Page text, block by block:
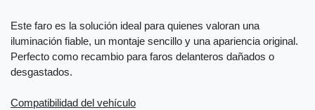
Este faro es la solución ideal para quienes valoran una
iluminación fiable, un montaje sencillo y una apariencia original.
Perfecto como recambio para faros delanteros dañados o
desgastados.
Compatibilidad del vehículo